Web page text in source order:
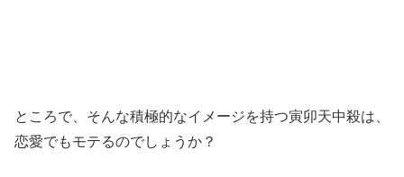
ところで、そんな積極的なイメージを持つ寅卯天中殺は、
恋愛でもモテるのでしょうか？